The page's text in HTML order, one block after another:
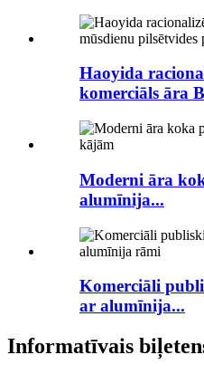
Haoyida
komerciāls āra
Moderni āra
alumīnija...
Komerciāli
ar alumīnija...
Informatīvais